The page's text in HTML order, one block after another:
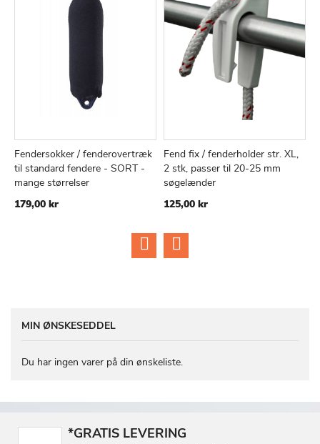
Læg i kurv
TILFØJSAMMENLIGN
Fendersokker / fenderovertræk
til standard fendere - SORT -
mange størrelser
179,00 kr
Læg i kurv
TILFØJ
Fend fix / fenderholder str. XL,
2 stk, passer til 20-25 mm
søgelænder
125,00 kr
MIN ØNSKESEDDEL
Du har ingen varer på din ønskeliste.
*GRATIS LEVERING